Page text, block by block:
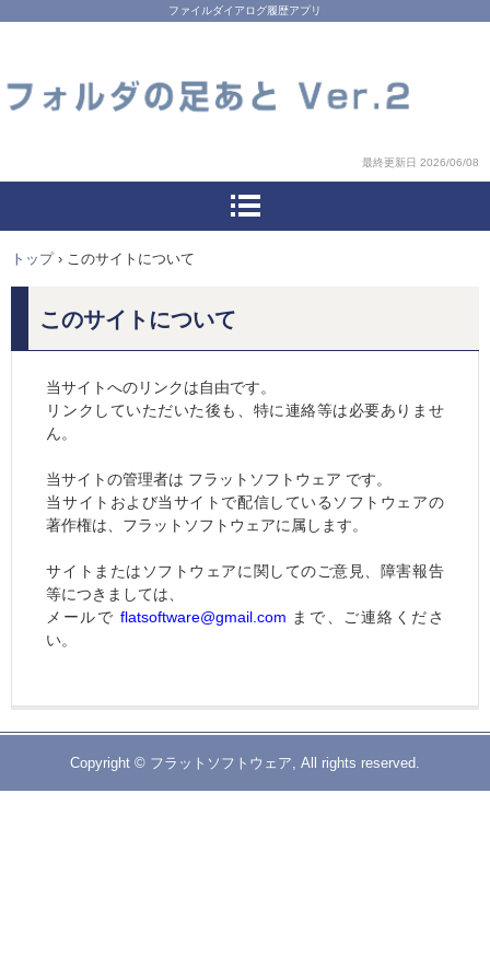
ファイルダイアログ履歴アプリ
最終更新日 2026/06/08
トップ › このサイトについて
このサイトについて
当サイトへのリンクは自由です。
リンクしていただいた後も、特に連絡等は必要ありませ
ん。
当サイトの管理者は フラットソフトウェア です。
当サイトおよび当サイトで配信しているソフトウェアの
著作権は、フラットソフトウェアに属します。
サイトまたはソフトウェアに関してのご意見、障害報告
等につきましては、
メールで flatsoftware@gmail.com まで、ご連絡くださ
い。
Copyright © フラットソフトウェア, All rights reserved.